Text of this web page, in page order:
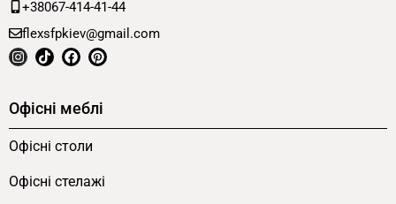
Каркас виготовлений з металевої профільної
труби перерізом 20×20 мм у фірмовому
чорному виконанні FLEX PRIDE. Поліестерна
і ультрафіолету шар покриття, що зберігає
матовий тон роками без вицвітання при
Чорний колір каркасу інтегрується з
+38067-414-41-44
flexsfpkiev@gmail.com
Офісні меблі
Офісні столи
Офісні стелажі